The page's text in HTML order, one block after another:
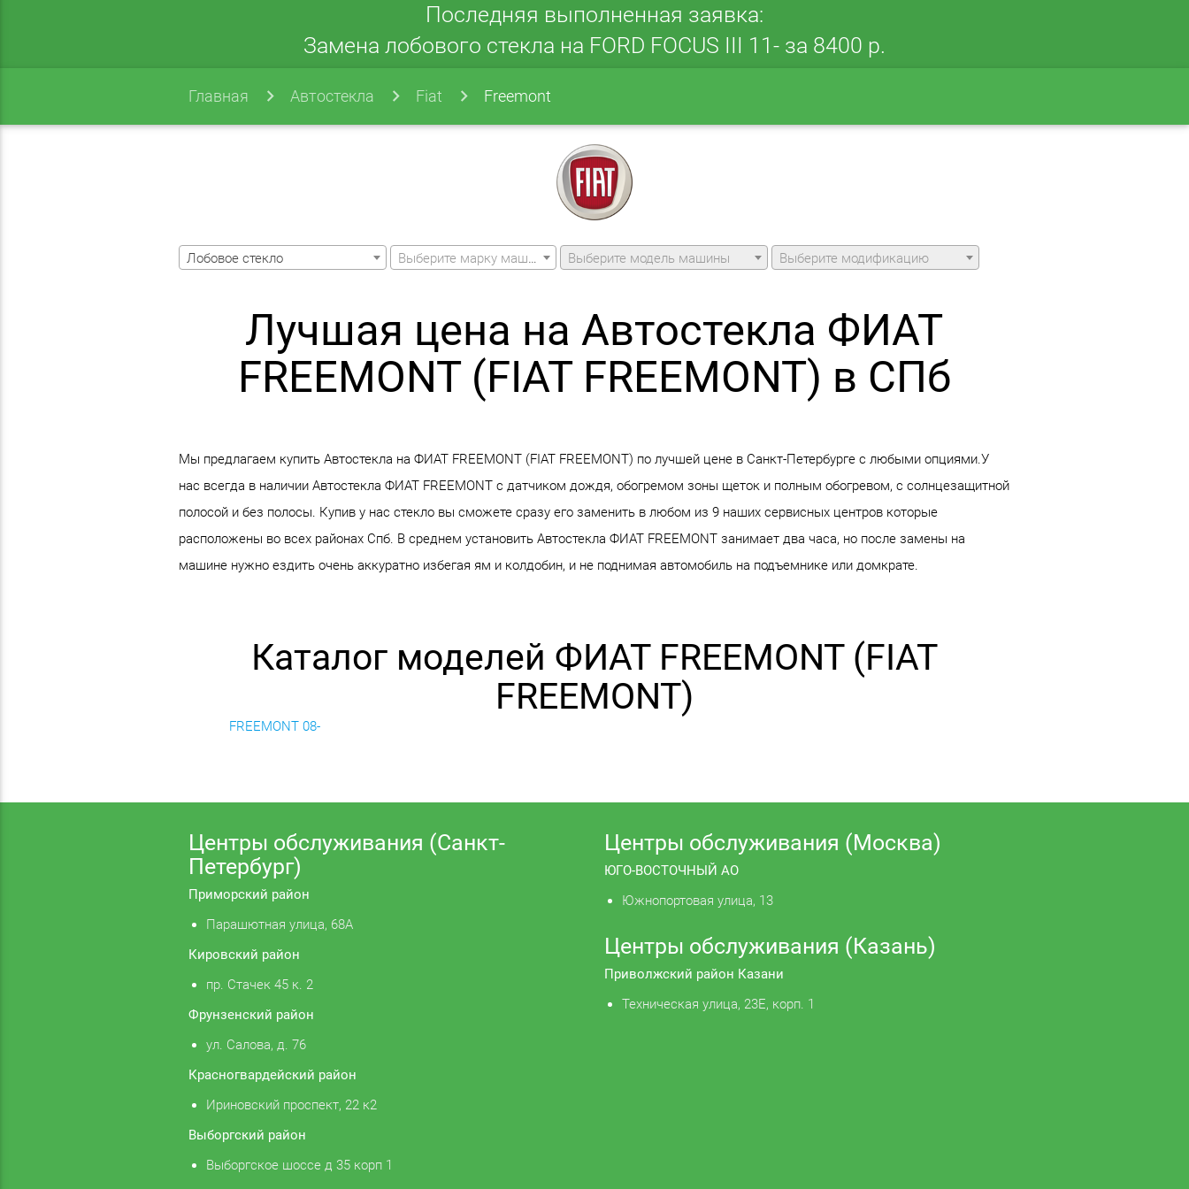
Последняя выполненная заявка:
Замена лобового стекла на FORD FOCUS III 11- за 8400 р.
Главная Автостекла Fiat Freemont
Лобовое стекло Выберите марку машины Выберите модель машины Выберите модификацию
Лучшая цена на Автостекла ФИАТ
FREEMONT (FIAT FREEMONT) в СПб
Мы предлагаем купить Автостекла на ФИАТ FREEMONT (FIAT FREEMONT) по лучшей цене в Санкт-Петербурге с любыми опциями.У
нас всегда в наличии Автостекла ФИАТ FREEMONT с датчиком дождя, обогремом зоны щеток и полным обогревом, с солнцезащитной
полосой и без полосы. Купив у нас стекло вы сможете сразу его заменить в любом из 9 наших сервисных центров которые
расположены во всех районах Спб. В среднем установить Автостекла ФИАТ FREEMONT занимает два часа, но после замены на
машине нужно ездить очень аккуратно избегая ям и колдобин, и не поднимая автомобиль на подъемнике или домкрате.
Каталог моделей ФИАТ FREEMONT (FIAT
FREEMONT)
FREEMONT 08-
Центры обслуживания (Санкт-
Петербург)
Приморский район
Парашютная улица, 68А
Кировский район
пр. Стачек 45 к. 2
Фрунзенский район
ул. Салова, д. 76
Красногвардейский район
Ириновский проспект, 22 к2
Выборгский район
Выборгское шоссе д 35 корп 1
Центры обслуживания (Москва)
ЮГО-ВОСТОЧНЫЙ АО
Южнопортовая улица, 13
Центры обслуживания (Казань)
Приволжский район Казани
Техническая улица, 23Е, корп. 1